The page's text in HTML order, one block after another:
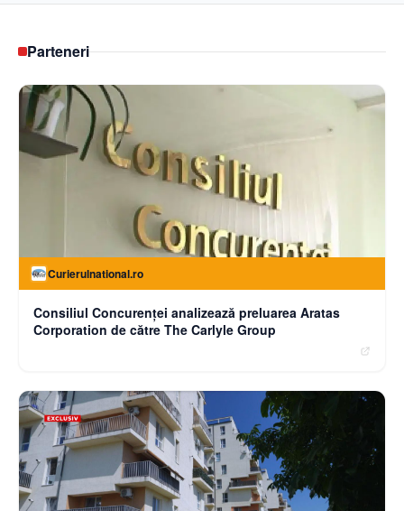
Parteneri
Curierulnational.ro
Consiliul Concurenței analizează preluarea Aratas
Corporation de către The Carlyle Group